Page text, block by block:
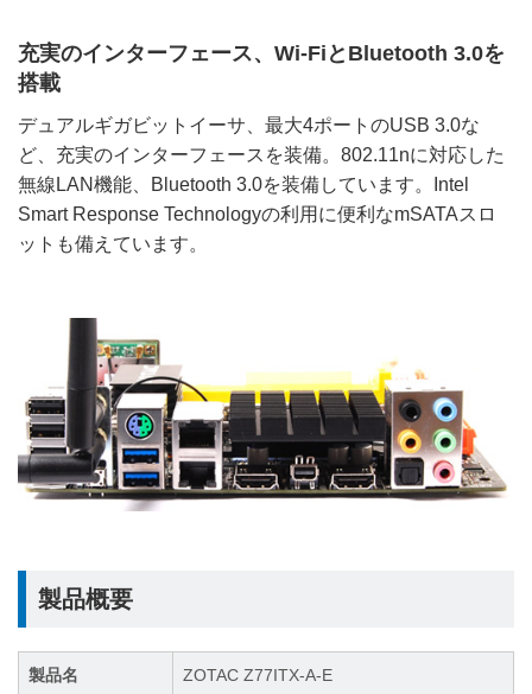
充実のインターフェース、Wi-FiとBluetooth 3.0を
搭載
デュアルギガビットイーサ、最大4ポートのUSB 3.0な
ど、充実のインターフェースを装備。802.11nに対応した
無線LAN機能、Bluetooth 3.0を装備しています。Intel
Smart Response Technologyの利用に便利なmSATAスロ
ットも備えています。
製品概要
製品名 ZOTAC Z77ITX-A-E